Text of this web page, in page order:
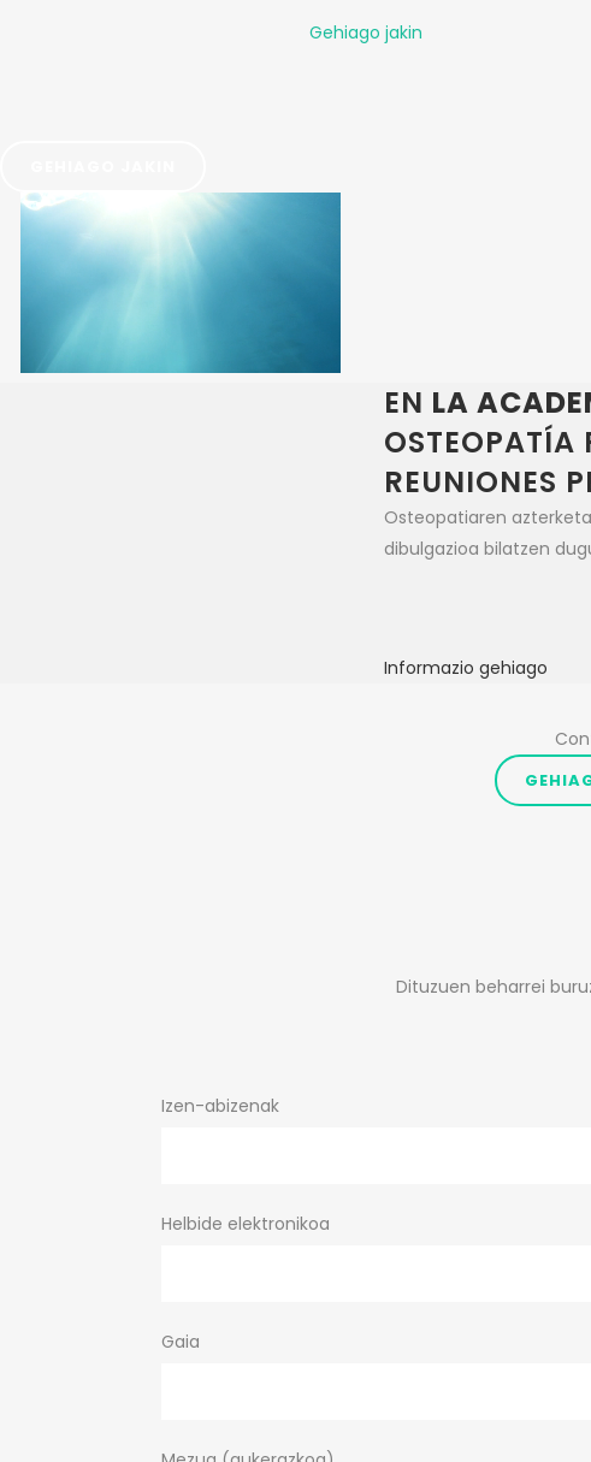
Gehiago jakin
EN LA
OSTEOPATÍA
REUNIONES
Osteopatiaren
dibulgazioa bilatzen
Informazio gehiago
Dituzuen beharrei
Izen-abizenak
Helbide elektronikoa
Gaia